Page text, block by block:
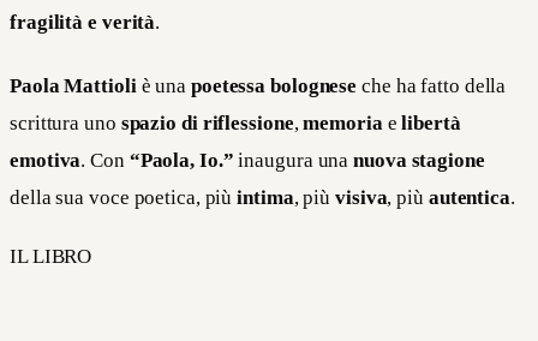
fragilità e verità.
Paola Mattioli è una poetessa bolognese che ha fatto della
scrittura uno spazio di riflessione,memoria elibertà
emotiva. Con “Paola, Io.” inaugura unanuova stagione
della sua voce poetica, piùintima, piùvisiva, più autentica.
IL LIBRO